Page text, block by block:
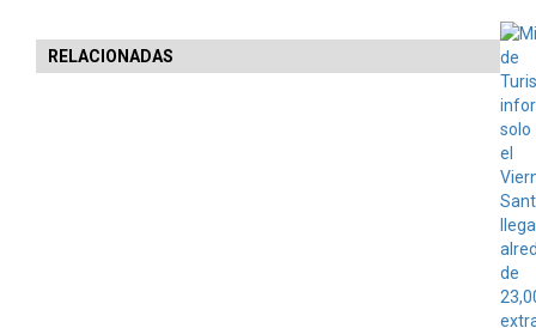
RELACIONADAS